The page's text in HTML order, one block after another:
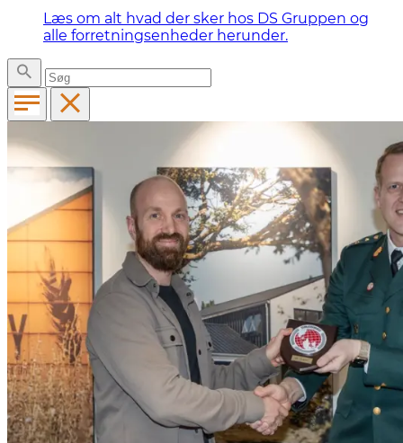
Læs om alt hvad der sker hos DS Gruppen og
alle forretningsenheder herunder.